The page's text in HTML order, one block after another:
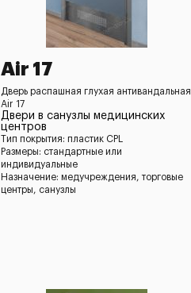
Air 17
Дверь распашная глухая антивандальная
Air 17
Двери в санузлы медицинских
центров
Тип покрытия: пластик CPL
Размеры: стандартные или
индивидуальные
Назначение: медучреждения, торговые
центры, санузлы